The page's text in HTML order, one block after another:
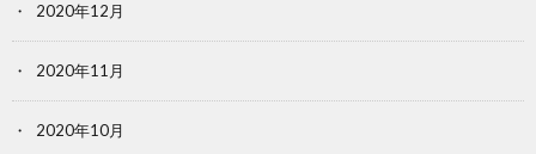
2020年12月
2020年11月
2020年10月